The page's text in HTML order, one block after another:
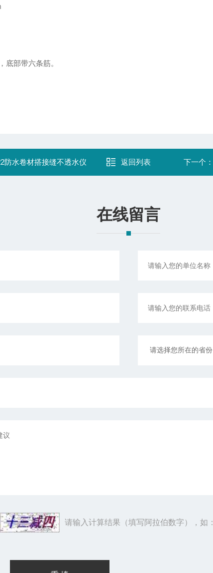
底部带六条筋。
防水卷材搭接缝不透水仪 返回列表 下一个：
在线留言
请输入计算结果（填写阿拉伯数字），如